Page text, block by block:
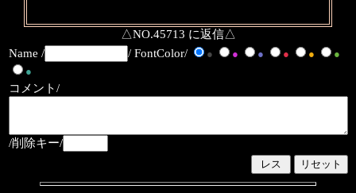
△NO.45713 に返信△
Name /
/ FontColor/ ● ● ● ● ●
●
●
コメント/
/削除キー/